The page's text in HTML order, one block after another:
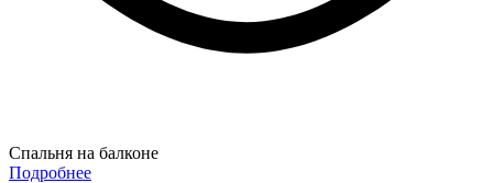
Спальня на балконе
Подробнее